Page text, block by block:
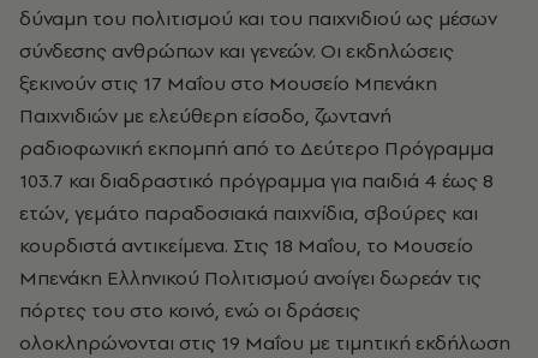
δύναμη του πολιτισμού και του παιχνιδιού ως μέσων
σύνδεσης ανθρώπων και γενεών. Οι εκδηλώσεις
ξεκινούν στις 17 Μαΐου στο Μουσείο Μπενάκη
Παιχνιδιών με ελεύθερη είσοδο, ζωντανή
ραδιοφωνική εκπομπή από το Δεύτερο Πρόγραμμα
103.7 και διαδραστικό πρόγραμμα για παιδιά 4 έως 8
ετών, γεμάτο παραδοσιακά παιχνίδια, σβούρες και
κουρδιστά αντικείμενα. Στις 18 Μαΐου, το Μουσείο
Μπενάκη Ελληνικού Πολιτισμού ανοίγει δωρεάν τις
πόρτες του στο κοινό, ενώ οι δράσεις
ολοκληρώνονται στις 19 Μαΐου με τιμητική εκδήλωση